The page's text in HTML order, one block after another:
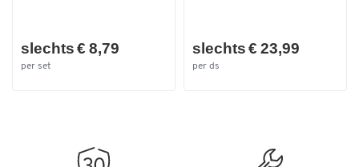
Afmetingen: B 100 x L 130 mm.
Gewicht: 50 g
slechts € 8,79
per set
slechts € 23,99
per ds